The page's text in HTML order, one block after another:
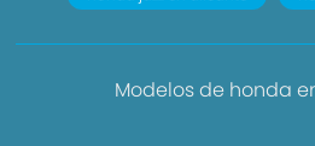
Modelos de honda